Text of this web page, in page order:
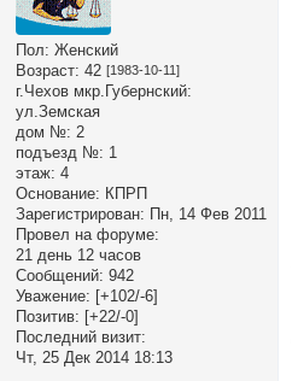
Пол: Женский
Возраст: 42 [1983-10-11]
г.Чехов мкр.Губернский:
ул.Земская
дом №: 2
подъезд №: 1
этаж: 4
Основание: КПРП
Зарегистрирован: Пн, 14 Фев 2011
Провел на форуме:
21 день 12 часов
Сообщений: 942
Уважение: [+102/-6]
Позитив: [+22/-0]
Последний визит:
Чт, 25 Дек 2014 18:13